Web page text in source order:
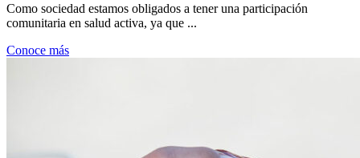
Como sociedad estamos obligados a tener una participación
comunitaria en salud activa, ya que ...
Conoce más